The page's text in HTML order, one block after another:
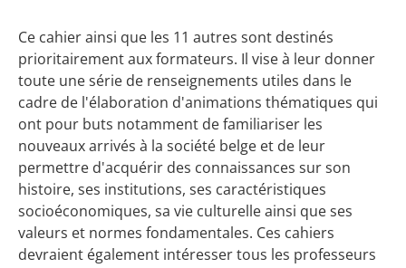
Ce cahier ainsi que les 11 autres sont destinés
prioritairement aux formateurs. Il vise à leur donner
toute une série de renseignements utiles dans le
cadre de l'élaboration d'animations thématiques qui
ont pour buts notamment de familiariser les
nouveaux arrivés à la société belge et de leur
permettre d'acquérir des connaissances sur son
histoire, ses institutions, ses caractéristiques
socioéconomiques, sa vie culturelle ainsi que ses
valeurs et normes fondamentales. Ces cahiers
devraient également intéresser tous les professeurs